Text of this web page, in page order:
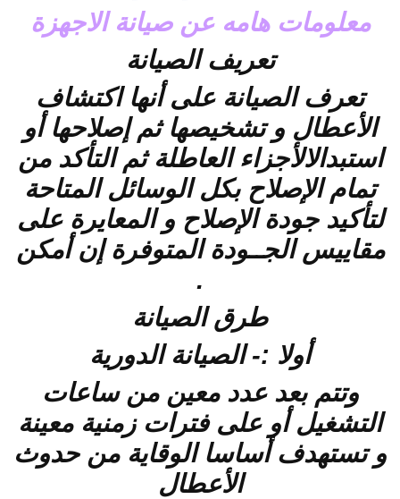
معلومات هامه عن صيانة الاجهزة
تعريف الصيانة
تعرف الصيانة على أنها اكتشاف
الأعطال و تشخيصها ثم إصلاحها أو
استبدالالأجزاء العاطلة ثم التأكد من
تمام الإصلاح بكل الوسائل المتاحة
لتأكيد جودة الإصلاح و المعايرة على
مقاييس الجــودة المتوفرة إن أمكن
.
طرق الصيانة
أولا :- الصيانة الدورية
وتتم بعد عدد معين من ساعات
التشغيل أو على فترات زمنية معينة
و تستهدف أساسا الوقاية من حدوث
الأعطال